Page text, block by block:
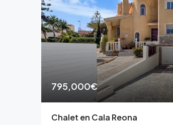
795,000€
Chalet en Cala Reona